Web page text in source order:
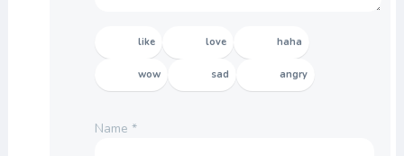
like love haha
wow sad angry
Name *